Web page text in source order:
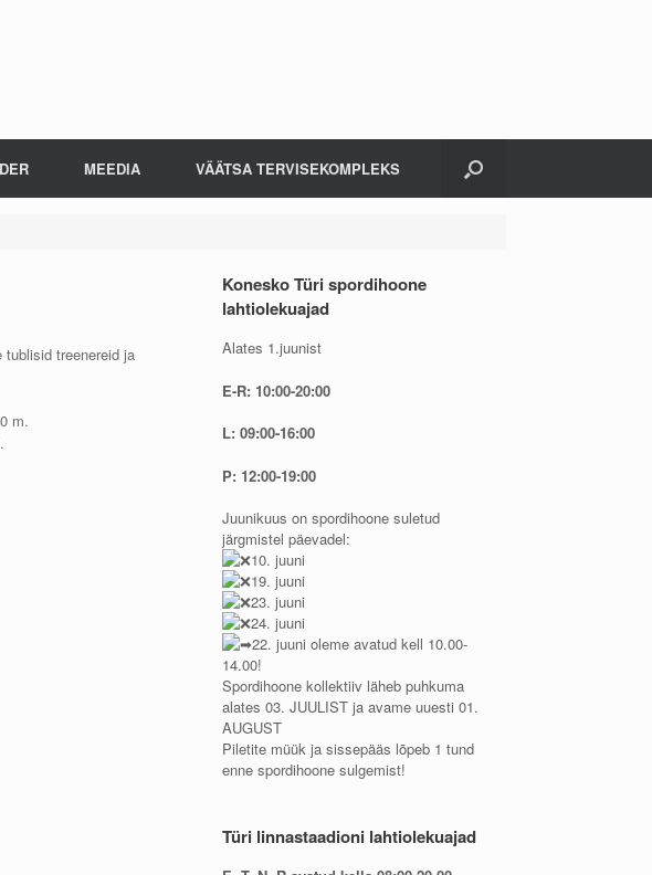
MEEDIA VÄÄTSA TERVISEKOMPLEKS
treenereid ja
m.
Konesko Türi spordihoone
lahtiolekuajad
Alates 1.juunist
E-R: 10:00-20:00
L: 09:00-16:00
P: 12:00-19:00
Juunikuus on spordihoone suletud
järgmistel päevadel:
10. juuni
19. juuni
23. juuni
24. juuni
22. juuni oleme avatud kell 10.00-
14.00!
Spordihoone kollektiiv läheb puhkuma
alates 03. JUULIST ja avame uuesti 01.
AUGUST
Piletite müük ja sissepääs lõpeb 1 tund
enne spordihoone sulgemist!
Türi linnastaadioni lahtiolekuajad